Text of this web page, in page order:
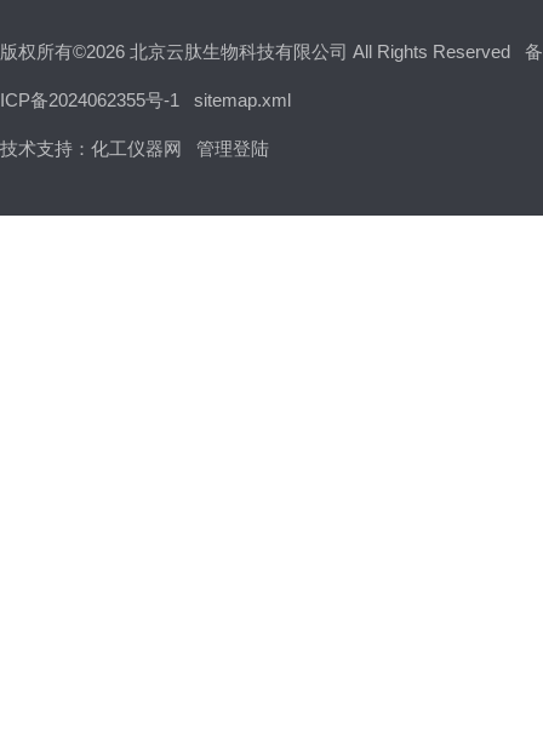
版权所有©2026 北京云肽生物科技有限公司 All Rights Reserved
ICP备2024062355号-1 sitemap.xml
技术支持： 化工仪器网 管理登陆